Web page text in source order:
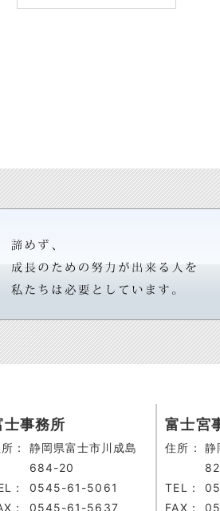
士事務所
：
静岡県富士市川成島
684-20
：
0545-61-5061
：
0545-61-5637
富士宮
住所：
静
TEL：
FAX：